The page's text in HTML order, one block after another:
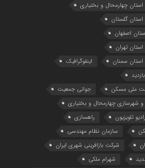
چهارمحال و بختياري
گلستان
اصفهان
تهران
استان سمنان
اینفوگرافیک
بازدید
ملی مسکن
جوانی جمعیت
و شهرسازی چهارمحال و بختیاری
رادیو تلویزیون
راهسازی
سازمان نظام مهندسی
شرکت بازافرینی شهری ایران
شهرام ملکی